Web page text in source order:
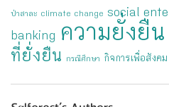
ป่าสาละ climate change social
banking ความยั่งยืน
ที่ยั่งยืน กรณีศึกษา กิจการเพื่อสังคม